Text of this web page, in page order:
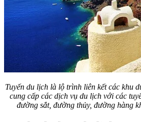
Tuyến du lịch là lộ trình liên kết các khu
cung cấp các dịch vụ du lịch với các
đường sắt, đường thủy, đường hàng